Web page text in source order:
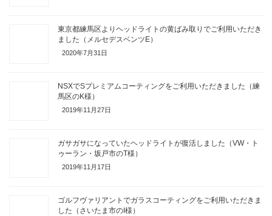
東京都練馬区よりヘッドライトの黄ばみ取りでご利用いただき
ました（メルセデスベンツE）
2020年7月31日
NSXでSプレミアムコーティングをご利用いただきました（練
馬区のK様）
2019年11月27日
ガサガサになっていたヘッドライトが復活しました（VW・ト
ゥーラン・坂戸市のT様）
2019年11月17日
ゴルフヴァリアントでガラスコーティングをご利用いただきま
した（さいたま市のI様）